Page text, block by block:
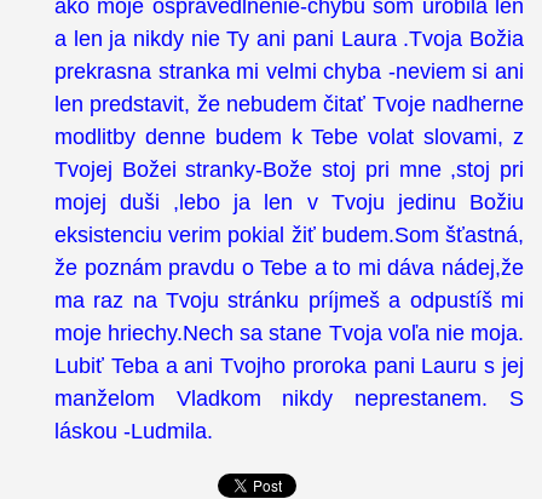
ako moje ospravedlnenie-chybu som urobila len
a len ja nikdy nie Ty ani pani Laura .Tvoja Božia
prekrasna stranka mi velmi chyba -neviem si ani
len predstavit, že nebudem čitať Tvoje nadherne
modlitby denne budem k Tebe volat slovami, z
Tvojej Božei stranky-Bože stoj pri mne ,stoj pri
mojej duši ,lebo ja len v Tvoju jedinu Božiu
eksistenciu verim pokial žiť budem.Som šťastná,
že poznám pravdu o Tebe a to mi dáva nádej,že
ma raz na Tvoju stránku príjmeš a odpustíš mi
moje hriechy.Nech sa stane Tvoja voľa nie moja.
Lubiť Teba a ani Tvojho proroka pani Lauru s jej
manželom Vladkom nikdy neprestanem. S
láskou -Ludmila.